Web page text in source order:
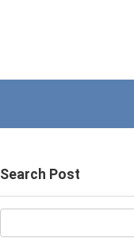
Search Post